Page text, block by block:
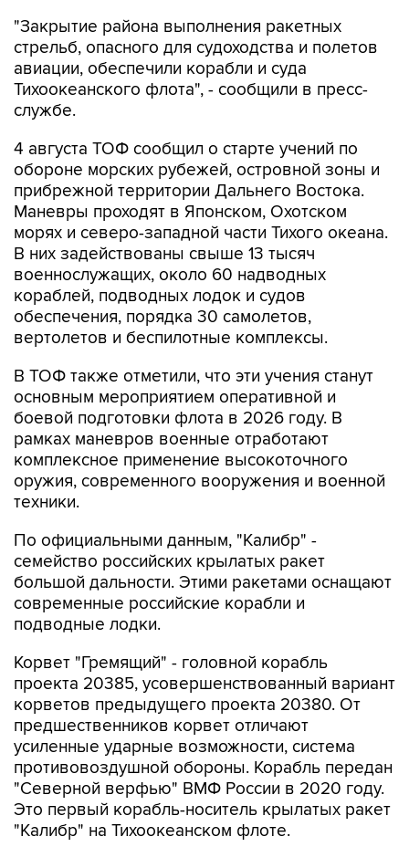
"Закрытие района выполнения ракетных
стрельб, опасного для судоходства и полетов
авиации, обеспечили корабли и суда
Тихоокеанского флота", - сообщили в пресс-
службе.
4 августа ТОФ сообщил о старте учений по
обороне морских рубежей, островной зоны и
прибрежной территории Дальнего Востока.
Маневры проходят в Японском, Охотском
морях и северо-западной части Тихого океана.
В них задействованы свыше 13 тысяч
военнослужащих, около 60 надводных
кораблей, подводных лодок и судов
обеспечения, порядка 30 самолетов,
вертолетов и беспилотные комплексы.
В ТОФ также отметили, что эти учения станут
основным мероприятием оперативной и
боевой подготовки флота в 2026 году. В
рамках маневров военные отработают
комплексное применение высокоточного
оружия, современного вооружения и военной
техники.
По официальными данным, "Калибр" -
семейство российских крылатых ракет
большой дальности. Этими ракетами оснащают
современные российские корабли и
подводные лодки.
Корвет "Гремящий" - головной корабль
проекта 20385, усовершенствованный вариант
корветов предыдущего проекта 20380. От
предшественников корвет отличают
усиленные ударные возможности, система
противовоздушной обороны. Корабль передан
"Северной верфью" ВМФ России в 2020 году.
Это первый корабль-носитель крылатых ракет
"Калибр" на Тихоокеанском флоте.